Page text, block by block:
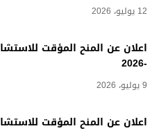
12 يوليو، 2026
-2026
9 يوليو، 2026
اعلان عن المنح المؤقت للاستشارة 34 -